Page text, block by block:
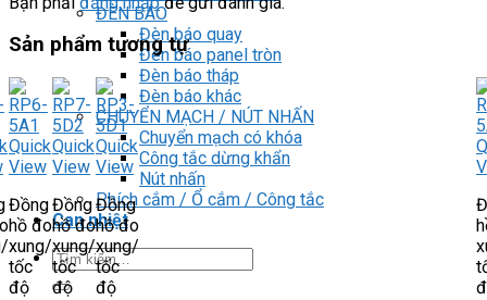
ĐÈN BÁO
Đèn báo quay
Đèn báo panel tròn
Đèn báo tháp
Đèn báo khác
CHUYỂN MẠCH / NÚT NHẤN
Chuyển mạch có khóa
Công tắc dừng khẩn
Nút nhấn
Phích cắm / Ổ cắm / Công tắc
Can nhiệt
Tìm
kiếm:
Sản phẩm tương tự
Quick
View
Đồng
hồ đo
xung/
tốc
độ
Quick
View
Đồng
hồ đo
xung/
tốc
độ
Quick
View
Đồng
hồ đo
xung/
tốc
độ